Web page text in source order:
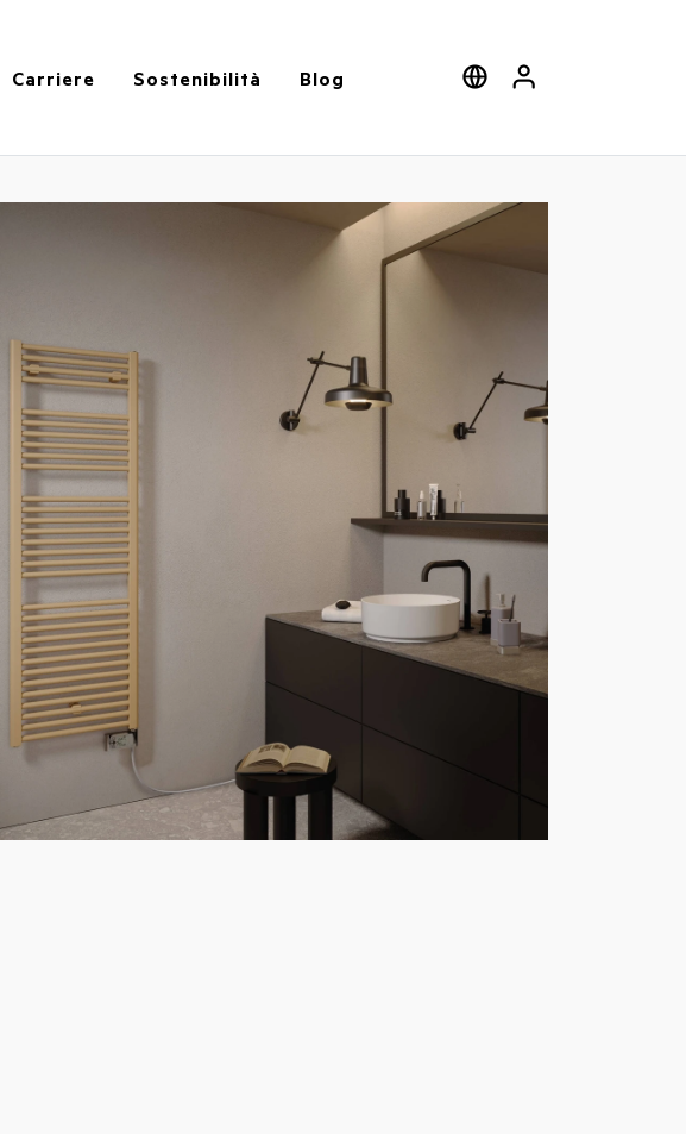
Carriere Sostenibilità Blog
Cerca
Select language
User